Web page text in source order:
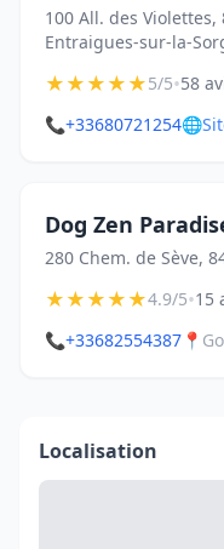
100 All. des Violettes,
Entraigues-sur-la-
★★★★★5/5•58
📞+33680721254🌐
Dog Zen
280 Chem. de Sève,
★★★★★4.9/5•15
📞+33682554387 📍
Localisation